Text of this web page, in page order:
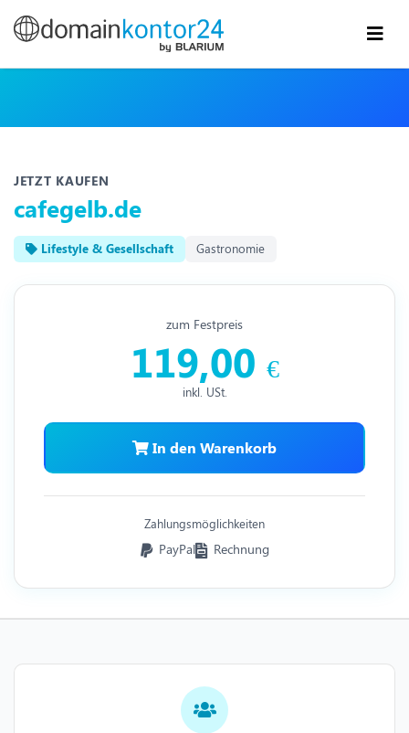
JETZT KAUFEN
cafegelb.de
Lifestyle & Gesellschaft Gastronomie
zum Festpreis
119,00 €
inkl. USt.
In den Warenkorb
Zahlungsmöglichkeiten
PayPal Rechnung